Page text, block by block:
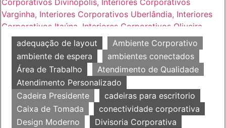
adequação de layout
Ambiente Corporativo
ambiente de espera
ambientes conectados
Área de Trabalho
Atendimento de Qualidade
Atendimento Personalizado
Cadeira Presidente
cadeiras para escritorio
Caixa de Tomada
conectividade corporativa
Design Moderno
Divisoria Corporativa